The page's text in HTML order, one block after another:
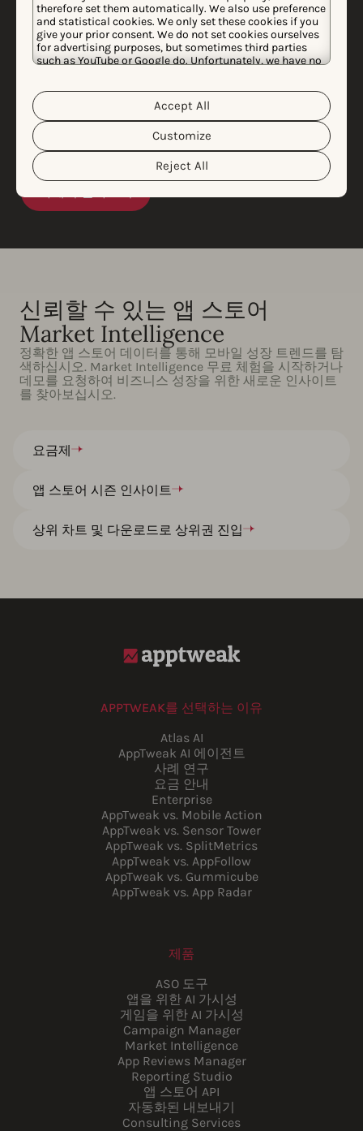
therefore set them automatically. We also use preference
and statistical cookies. We only set these cookies if you
give your prior consent. We do not set cookies ourselves
for advertising purposes, but sometimes third parties
such as YouTube or Google do. Unfortunately, we have no
personal data and the different cookies we use, please
read our
Cookie Policy&Privacy Policy
customize your cookie settings and preferences by
clicking the “Customize” button.
Reject All
Customize
Accept All
Phiture, 선호 데이터 제공
업체로 AppTweak 선택
Phiture는 시장 최고의 앱 데이터 제공업체에 대한 광범
위한 감사를 진행한 후, 세계 최고의 앱을 위한 성장을 지
원하고자 AppTweak와 협력하기로 결정했습니다.
AppTweak의 강력한 데이터 기반 솔루션은 모바일 마케
팅 업계를 분석하는 데 있어 그 정확도가 아주 높습니다.
신뢰할 수 있는 앱 스토어
Market Intelligence
정확한 앱 스토어 데이터를 통해 모바일 성장 트렌드를 탐
색하십시오. Market Intelligence 무료 체험을 시작하거나
데모를 요청하여 비즈니스 성장을 위한 새로운 인사이트
를 찾아보십시오.
요금제
앱 스토어 시즌 인사이트
상위 차트 및 다운로드로 상위권 진입
APPTWEAK를 선택하는 이유
Atlas AI
AppTweak AI 에이전트
사례 연구
요금 안내
Enterprise
AppTweak vs. Mobile Action
AppTweak vs. Sensor Tower
AppTweak vs. SplitMetrics
AppTweak vs. AppFollow
AppTweak vs. Gummicube
AppTweak vs. App Radar
제품
ASO 도구
앱을 위한 AI 가시성
게임을 위한 AI 가시성
Campaign Manager
Market Intelligence
App Reviews Manager
Reporting Studio
앱 스토어 API
자동화된 내보내기
Consulting Services